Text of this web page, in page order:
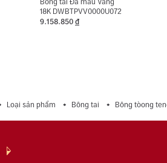
Bông tai Đá màu Vàng
18K DWBTPVV0000U072
9.158.850 đ
Loại sản phẩm Bông tai Bông tòong